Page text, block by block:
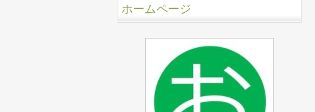
ホームページ